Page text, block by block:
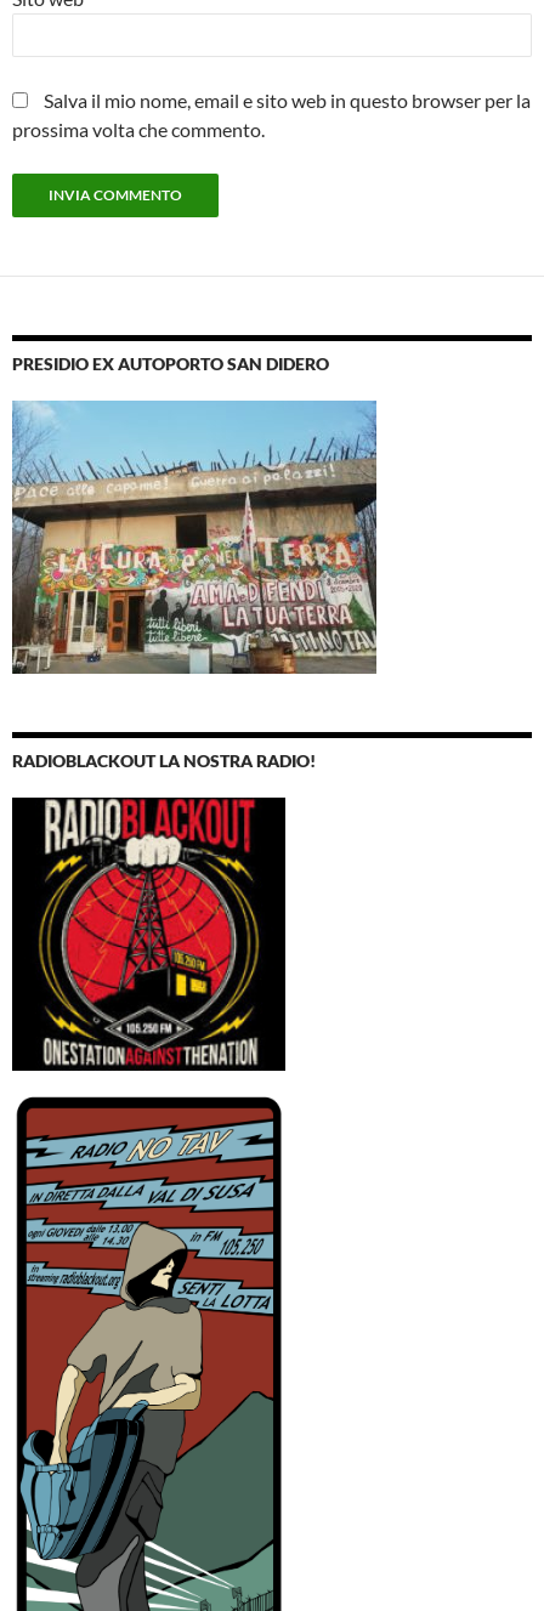
Salva il mio nome, email e sito web in questo browser per la
prossima volta che commento.
PRESIDIO EX AUTOPORTO SAN DIDERO
RADIOBLACKOUT LA NOSTRA RADIO!